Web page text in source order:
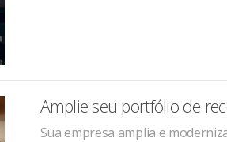
Amplie seu portfólio de
Sua empresa amplia e